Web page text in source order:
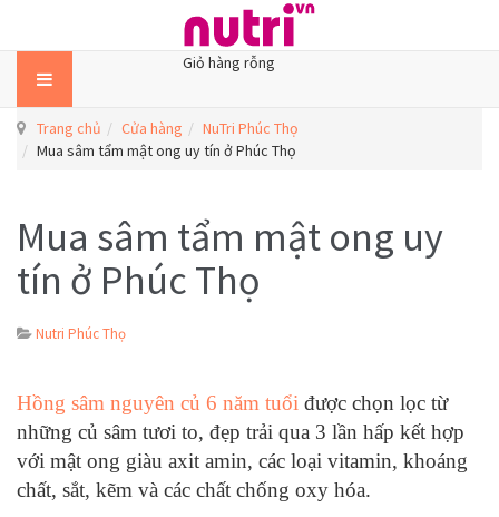
Giỏ hàng rỗng
Trang chủ Cửa hàng
NuTri Phúc Thọ
Mua sâm tẩm mật ong uy tín ở Phúc Thọ
Mua sâm tẩm mật ong uy
tín ở Phúc Thọ
Nutri Phúc Thọ
Hồng sâm nguyên củ 6 năm tuổi được chọn lọc từ
những củ sâm tươi to, đẹp trải qua 3 lần hấp kết hợp
với mật ong giàu axit amin, các loại vitamin, khoáng
chất, sắt, kẽm và các chất chống oxy hóa.